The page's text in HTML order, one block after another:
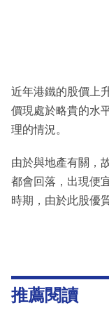
近年港鐵的股價上
價現處於略貴的水
理的情況。
由於與地產有關，
都會回落，出現便
時期，由於此股優
推薦閱讀